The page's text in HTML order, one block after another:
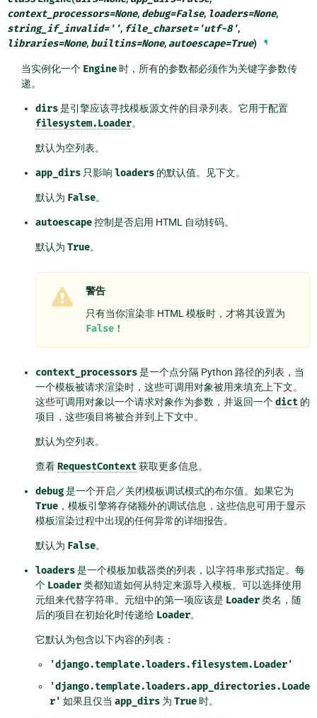
context_processors=None, debug=False, loaders=None,
string_if_invalid='', file_charset='utf-8',
libraries=None, builtins=None, autoescape=True) ¶
当实例化一个 Engine时，所有的参数都必须作为关键字参数传
递。
dirs是引擎应该寻找模板源文件的目录列表。它用于配置
filesystem.Loader。
默认为空列表。
app_dirs只影响 loaders的默认值。见下文。
默认为 False。
autoescape控制是否启用 HTML 自动转码。
默认为 True。
警告
只有当你渲染非 HTML 模板时，才将其设置为
False！
context_processors是一个点分隔 Python 路径的列表，当
一个模板被请求渲染时，这些可调用对象被用来填充上下文。
这些可调用对象以一个请求对象作为参数，并返回一个dict的
项目，这些项目将被合并到上下文中。
默认为空列表。
查看RequestContext获取更多信息。
debug是一个开启／关闭模板调试模式的布尔值。如果它为
True，模板引擎将存储额外的调试信息，这些信息可用于显示
模板渲染过程中出现的任何异常的详细报告。
默认为 False。
loaders是一个模板加载器类的列表，以字符串形式指定。每
个 Loader类都知道如何从特定来源导入模板。可以选择使用
元组来代替字符串。元组中的第一项应该是 Loader类名，随
后的项目在初始化时传递给 Loader。
它默认为包含以下内容的列表：
'django.template.loaders.filesystem.Loader'
'django.template.loaders.app_directories.Loade
r' 如果且仅当 app_dirs为 True时。